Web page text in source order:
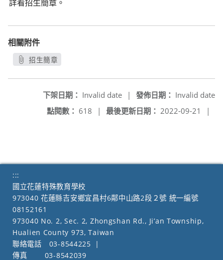
詳看招生簡章。
相關附件
招生簡章
發佈日期： Invalid date
下架日期： Invalid date
|
最後更新日期： 2022-09-21 |
點閱數： 618 |
:::
國立花蓮特殊教育學校
973040 花蓮縣吉安鄉宜昌村6鄰中山路2段２號 統一編號
08152161
973040 No. 2, Sec. 2, Zhongshan Rd., Ji’an Township,
Hualien County 973, Taiwan
聯絡電話
03-8544225
|
傳真
03-8542039